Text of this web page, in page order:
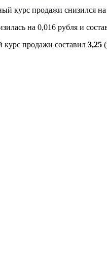
курс продажи снизился на
на 0,016 рубля и
продажи составил 3,25